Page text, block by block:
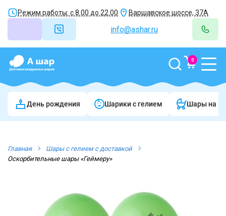
Режим работы: с 8.00 до 22.00 Варшавское шоссе, 37А
info@ashar.ru
0
День рождения Шарики c гелием Шары на
Главная
Шары с гелием с доставкой
Оскорбительные шары «Геймеру»